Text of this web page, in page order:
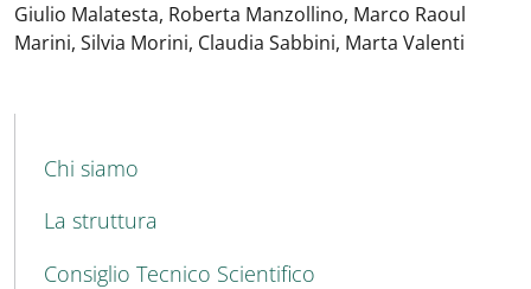
Giulio Malatesta, Roberta Manzollino, Marco Raoul
Marini, Silvia Morini, Claudia Sabbini, Marta Valenti
MENU CEV SECOND NAVIGATION
Chi siamo
La struttura
Consiglio Tecnico Scientifico